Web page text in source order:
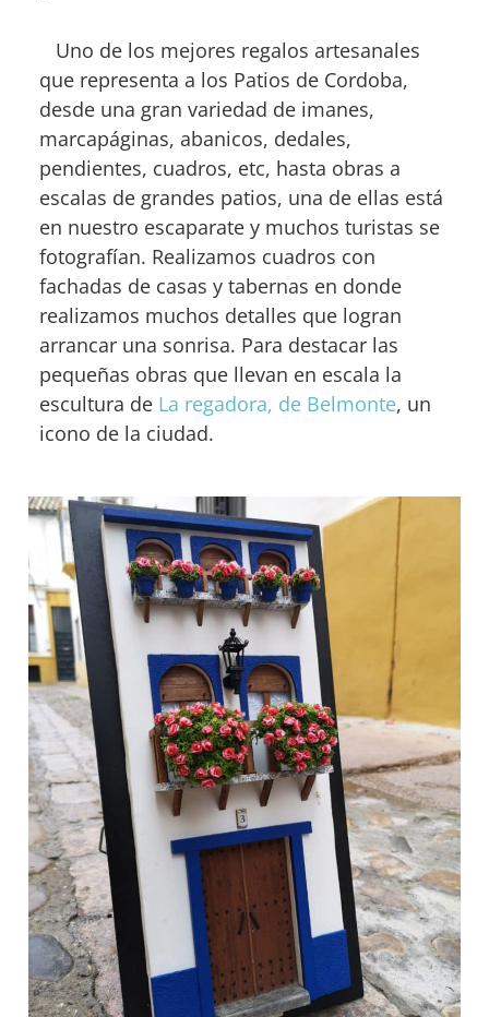
Uno de los mejores regalos artesanales
que representa a los Patios de Cordoba,
desde una gran variedad de imanes,
marcapáginas, abanicos, dedales,
pendientes, cuadros, etc, hasta obras a
escalas de grandes patios, una de ellas está
en nuestro escaparate y muchos turistas se
fotografían. Realizamos cuadros con
fachadas de casas y tabernas en donde
realizamos muchos detalles que logran
arrancar una sonrisa. Para destacar las
pequeñas obras que llevan en escala la
escultura de La regadora, de Belmonte, un
icono de la ciudad.